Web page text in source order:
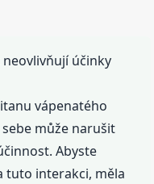
účinky
vápenatého
může narušit
Abyste
tuto interakci, měla